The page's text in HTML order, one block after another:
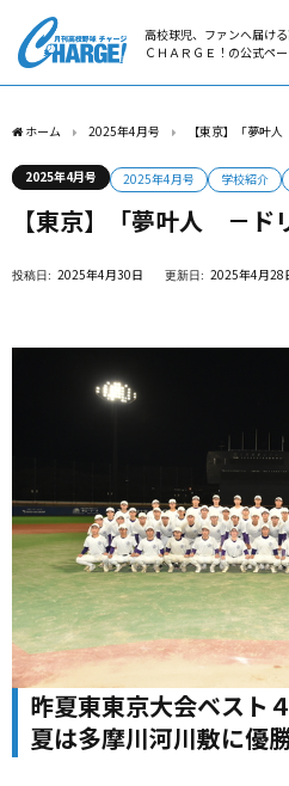
高校球児、ファンへ届け
ＣＨＡＲＧＥ！の公式ペー
ホーム 2025年4月号 【東京】「夢叶
2025年4月号 2025年4月号 学校紹介
【東京】「夢叶人 －ド
2025年4月30日 2025年4月28
昨夏東東京大会ベスト
夏は多摩川河川敷に優